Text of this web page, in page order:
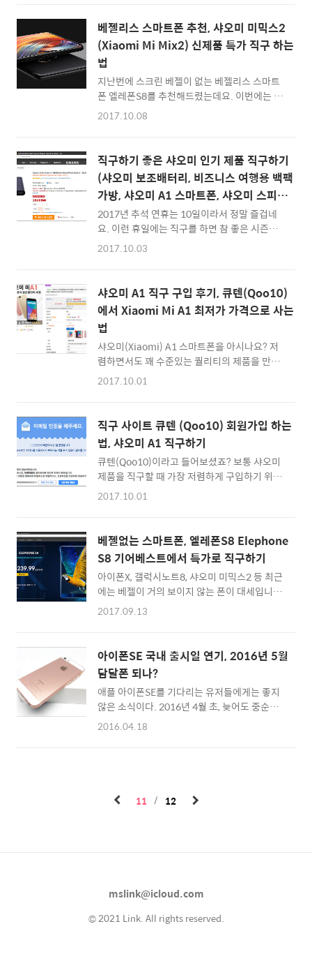
지문인식 센서가 탑재되어 있고, 지포스 MX
150 외..
는 갤럭시S8과 매우 닮은 꼴이고, 엘레폰 U Pro
모델은 갤럭시S8 플러스와 갤럭시노트8과 유
사한 느낌이라고 해야 겠네요 ^^ :: 엘레폰U, 엘
레폰U프로, 기어베스트 특가 페이지 바로가기
:: 엘레폰U 시리즈는 6GB램, 128GB 스토리지,
듀얼 후면 카메라, 안면인식 기능 등을 탑재하여
중국 스마트폰 제품 중 스펙과 신기술을 가장 빨
리 도입하는 스마트폰 입니다. 특히 이번에 나온
드래곤 660 프로세서를 갖춘 모델이죠. 엣지 디
스플..
베젤리스 스마트폰 추천, 샤오미 미믹스2
(Xiaomi Mi Mix2) 신제품 특가 직구 하는
법
지난번에 스크린 베젤이 없는 베젤리스 스마트
폰 엘레폰S8를 추천해드렸는데요. 이번에는 진
정한 베젤리스 스마트폰으로 유명한 샤오미 미
해 성능이 뛰어나고, 베젤이 거의 없는 스마트폰
을 좋아하시는 분들에게는 매우 좋은 정보가 될
것이라 생각합니다. 간단하게 정보를 정리해봅
니다. :: 샤오미 미믹스2 64GB 모델 기어베스트
직구 사이트 바로가기 :: :: 샤오미 미믹스2
128GB 모델 기어베스트 직구 사이트 바로가기
:: ▲ 제로베젤 스마트폰, 샤오미 미믹스2
(64GB) :: 샤오미 미믹스2 64GB 모델 기어베
128GB 모델 기어베스트 직구 사이트 바로..
2017.10.08
직구하기 좋은 샤오미 인기 제품 직구하기
(샤오미 보조배터리, 비즈니스 여행용 백팩
가방, 샤오미 A1 스마트폰, 샤오미 스피커,
샤오미 에어 노트북, 샤오미 공기청정기2)
2017년 추석 연휴는 10일이라서 정말 즐겁네
요. 이런 휴일에는 직구를 하면 참 좋은 시즌입
니다. 국내 배송은 연휴이기에 쉬지만, 해외배송
볼까 합니다. 국내 쇼핑몰 가격보다 직구를 하면
더 저렴하게 구입할 수 있는 제품들만 추려봤습
니다. 1. 샤오미 보조배터리 10000mAh (2세
대) 샤오미 배터리는 3세대 제품이 나와있지만,
3세대는 USB-C를 사용하기 때문에 아직까지
는 2세대 제품이 더 인기가 많죠. 기어베스트에
서는 배송비까지 포함해서 약 19,000원대 판매
를 하고 있더군요 ^^ :: 샤오미 보조배터리
샤오미 정품이기에 성능은 검증이 되어 있는 상
품입니..
2017.10.03
샤오미 A1 직구 구입 후기, 큐텐(Qoo10)
에서 Xiaomi Mi A1 최저가 가격으로 사는
법
샤오미(Xiaomi) A1 스마트폰을 아시나요? 저
렴하면서도 꽤 수준있는 퀄리티의 제품을 만드
는 것으로 유명한 샤오미와, 안드로이드 OS를
의 순정 안드로이드 OS가 탑재되어 있는 스마
트폰입니다. 그렇기에 중국 스마트폰에 잠재적
으로 내재되어 있는 백도어를 의심하지 않아도
되는데요. 샤오미 홍미노트 시리즈나 샤오미
Mi6 등 인기있는 샤오미 스마트폰보다 메리트
가 있는 것 같아 이번 기회에 직구를 하게 되었
큐텐(Qoo10)이 가장 편하더군요. Qoo10 가입
방법은 이전 포스팅에서 소개해드렸으니, 이번
에는 직구하는 방..
2017.10.01
직구 사이트 큐텐 (Qoo10) 회원가입 하는
법, 샤오미 A1 직구하기
큐텐(Qoo10)이라고 들어보셨죠? 보통 샤오미
제품을 직구할 때 가장 저렴하게 구입하기 위해
사용하는 직구 쇼핑몰입니다. 지마켓의 지구
와 함께 조인트 벤처로 지분을 나누고 시작한 온
라인 쇼핑몰이죠 ^^ 어찌되었든 한국에서는 해
외 제품들을 원화 카드결제로 쉽게 구할 수 있어
서 편한 직구 서비스 중 하나입니다. 일단 회원
가입을 해보겠습니다. ^^ 큐텐(Qoo10)은 왠지
모르게 국내 이용자들을 위한 서비스라기 보다
을 클릭해보면... 위에 보이는 것처럼 회원가입
탭을 볼 수 있죠. 여기서 이메일계정이나 소셜
로그인 기능으로..
2017.10.01
베젤없는 스마트폰, 엘레폰S8 Elephone
S8 기어베스트에서 특가로 직구하기
아이폰X, 갤럭시노트8, 샤오미 미믹스2 등 최근
에는 베젤이 거의 보이지 않는 폰이 대세입니다.
다만 베젤리스 (bezel-less) 스마트폰의 단점
대라는 착한 가격에 나온 몇 안되는 스마트폰 신
제품입니다. 6인치 대형 스크린에 안드로이드
7.1 누가를 탑재했고, Helio X25 AP를 사용해
서 스냅드래곤 810대의 성능을 낼 수 있는 가성
비 폰이죠. 기어베스트(Gearbest)에서 특가 프
로모션 진행중에 있고, 직구로 쉽게 구입해서 사
2017.09.13
아이폰SE 국내 출시일 연기, 2016년 5월
담달폰 되나?
애플 아이폰SE를 기다리는 유저들에게는 좋지
않은 소식이다. 2016년 4월 초, 늦어도 중순에
국내 출시가 될 것으로 예상되었던 아이폰SE의
에도 출시가 된 상태이다. 한국은 3차 출시국으
로 4월 초에 판매가 시작될 것으로 예상되었지
통신관계자와 인터뷰를 한 결과에 따르면 애
플..
2016.04.18
11 12
mslink@icloud.com
© 2021 Link. All rights reserved.